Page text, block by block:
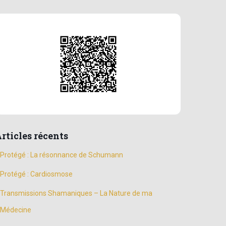
récents
Protégé : La résonnance de Schumann
Protégé : Cardiosmose
Transmissions Shamaniques – La Nature de ma
Médecine